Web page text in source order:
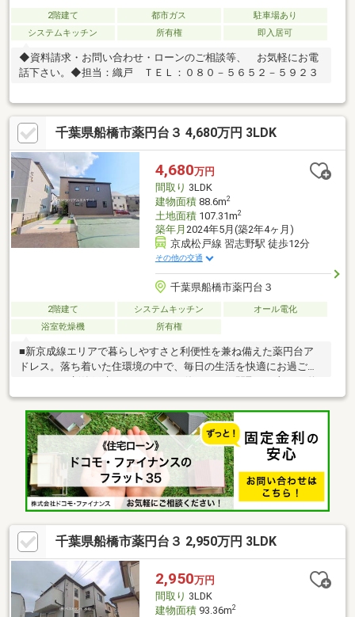
2階建て 都市ガス
駐車場あり
システムキッチン
所有権 即入居可
◆資料請求・お問い合わせ・ローンのご相談等、 お気軽にお電
話下さい。◆担当：織戸 ＴＥＬ：０８０－５６５２－５９２３
千葉県船橋市薬円台３ 4,680万円 3LDK
4,680万円
間取り 3LDK
建物面積88.6m2
土地面積107.31m2
築年月 2024年5月(築2年4ヶ月)
京成松戸線 習志野駅 徒歩12分
その他の交通
千葉県船橋市薬円台３
2階建て システムキッチン
オール電化
浴室乾燥機
所有権
■新京成線エリアで暮らしやすさと利便性を兼ね備えた薬円台ア
ドレス。落ち着いた住環境の中で、毎日の生活を快適にお過ごし
107.31㎡のゆとりある敷地を確保。LDKを中心に家族が自然と集
まり、家事動線にも配慮された設計で毎日の暮らしをサポートし
ます。■各居室に収納を備え、住空間をすっきり保てるのも魅
力。駐車スペースも確保され、お車をご利用のご家庭にもおすす
めです。■スーパーや教育施設、公園など生活利便施設が身近に
揃う暮らしやすい住環境。住まい探しが初めての方もお気軽にお
問い合わせください。ご購入からお引渡しまで丁寧にサポートい
たします。
千葉県船橋市薬円台３ 2,950万円 3LDK
2,950万円
間取り 3LDK
建物面積93.36m2